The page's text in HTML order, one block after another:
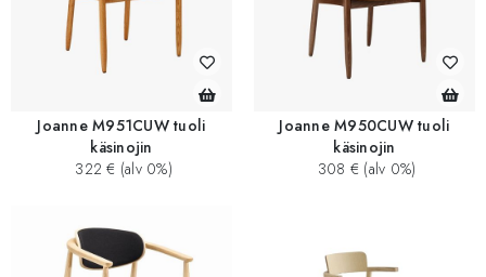
Joanne M951CUW tuoli
käsinojin
322 € (alv 0%)
Joanne M950CUW tuoli
käsinojin
308 € (alv 0%)